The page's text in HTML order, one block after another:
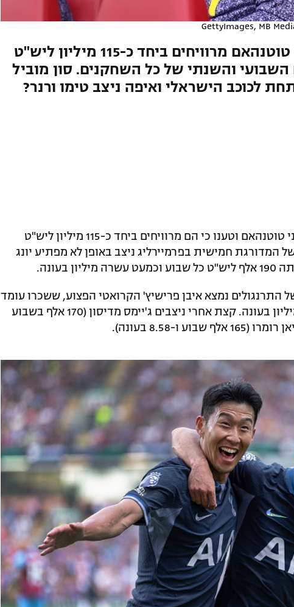
באנגליה טוענים ששחקני טוטנהאם מרוויחים ביחד כ-115 מיליון ליש"ט
והשנתי של כל השחקנים. סון מוביל
לכוכב הישראלי ואיפה ניצב טימו ורנר?
באנגליה חשפו את שכרם של שחקני טוטנהאם וטענו כי הם מרוויחים ביחד כ-115 מיליון ליש"ט
חמישית בפרמיירליג ניצב באופן לא מפתיע יונג
נמצא איבן פרישיץ' הקרואטי הפצוע, ששכרו עומד
על 180 אלף ליש"ט בשבוע ו-9.36 מיליון בעונה. קצת אחרי ניצבים ג'יימס מדיסון (170 אלף בשבוע